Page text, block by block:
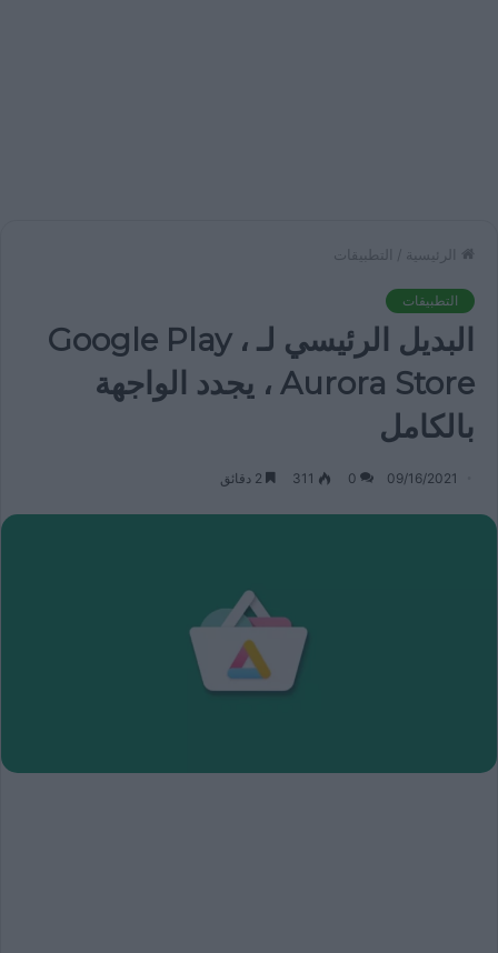
الرئيسية / التطبيقات
التطبيقات
البديل الرئيسي لـ Google Play ،
Aurora Store ، يجدد الواجهة
بالكامل
09/16/2021
0
311